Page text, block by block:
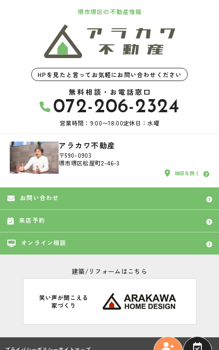
堺市堺区の不動産情報
HPを見たと言ってお気軽にお問い合わせください
無料相談・お電話窓口
072-206-2324
営業時間：9:00〜18:00定休日：水曜
アラカワ不動産
〒590-0903
堺市堺区松屋町2-46-3
地図を開く
お問い合わせ
来店予約
オンライン相談
建築/リフォームはこちら